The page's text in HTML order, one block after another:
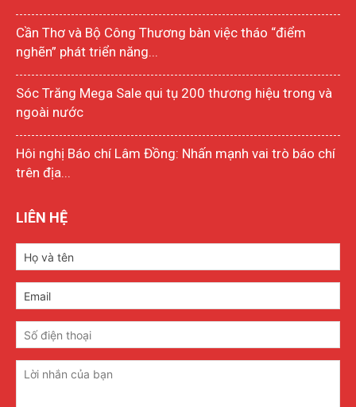
Cần Thơ và Bộ Công Thương bàn việc tháo “điểm
nghẽn” phát triển năng...
Sóc Trăng Mega Sale qui tụ 200 thương hiệu trong và
ngoài nước
Hôi nghị Báo chí Lâm Đồng: Nhấn mạnh vai trò báo chí
trên địa...
LIÊN HỆ